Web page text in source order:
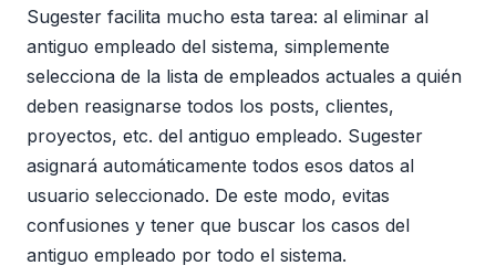
Sugester facilita mucho esta tarea: al eliminar al
antiguo empleado del sistema, simplemente
selecciona de la lista de empleados actuales a quién
deben reasignarse todos los posts, clientes,
proyectos, etc. del antiguo empleado. Sugester
asignará automáticamente todos esos datos al
usuario seleccionado. De este modo, evitas
confusiones y tener que buscar los casos del
antiguo empleado por todo el sistema.